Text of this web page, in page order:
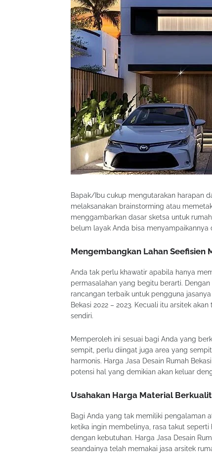
Bapak/Ibu cukup mengutarakan harapan
melaksanakan brainstorming atau
menggambarkan dasar sketsa untuk
belum layak Anda bisa
Mengembangkan Lahan Seefisien
Anda tak perlu khawatir apabila hanya
permasalahan yang begitu berarti.
rancangan terbaik untuk pengguna
Bekasi 2022 – 2023. Kecuali itu arsitek
sendiri.
Memperoleh ini sesuai bagi Anda yang
sempit, perlu diingat juga area yang
harmonis. Harga Jasa Desain Rumah
potensi hal yang demikian akan keluar
Usahakan Harga Material
Bagi Anda yang tak memiliki pengalaman
ketika ingin membelinya, rasa takut
dengan kebutuhan. Harga Jasa Desain
seandainya telah memakai jasa arsitek